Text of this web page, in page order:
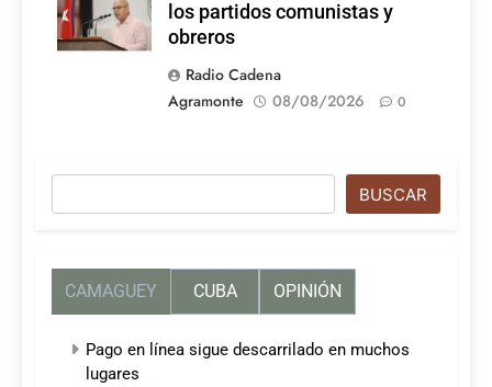
los partidos comunistas y
obreros
Radio Cadena
Agramonte
08/08/2026 0
BUSCAR
CAMAGUEY CUBA OPINIÓN
Pago en línea sigue descarrilado en muchos
lugares